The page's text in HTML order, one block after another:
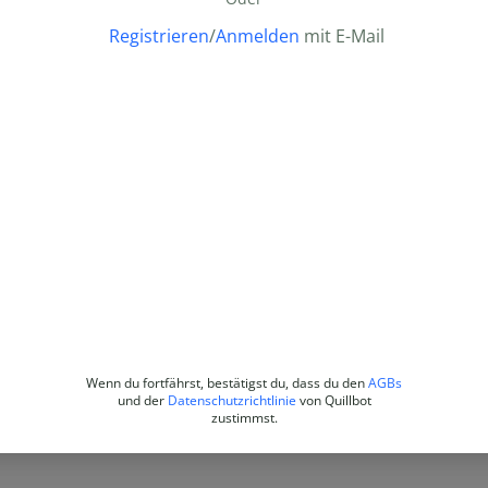
Registrieren/Anmelden mit E-Mail
Wenn du fortfährst, bestätigst du, dass du denAGBs
und der Datenschutzrichtlinie von Quillbot
zustimmst.